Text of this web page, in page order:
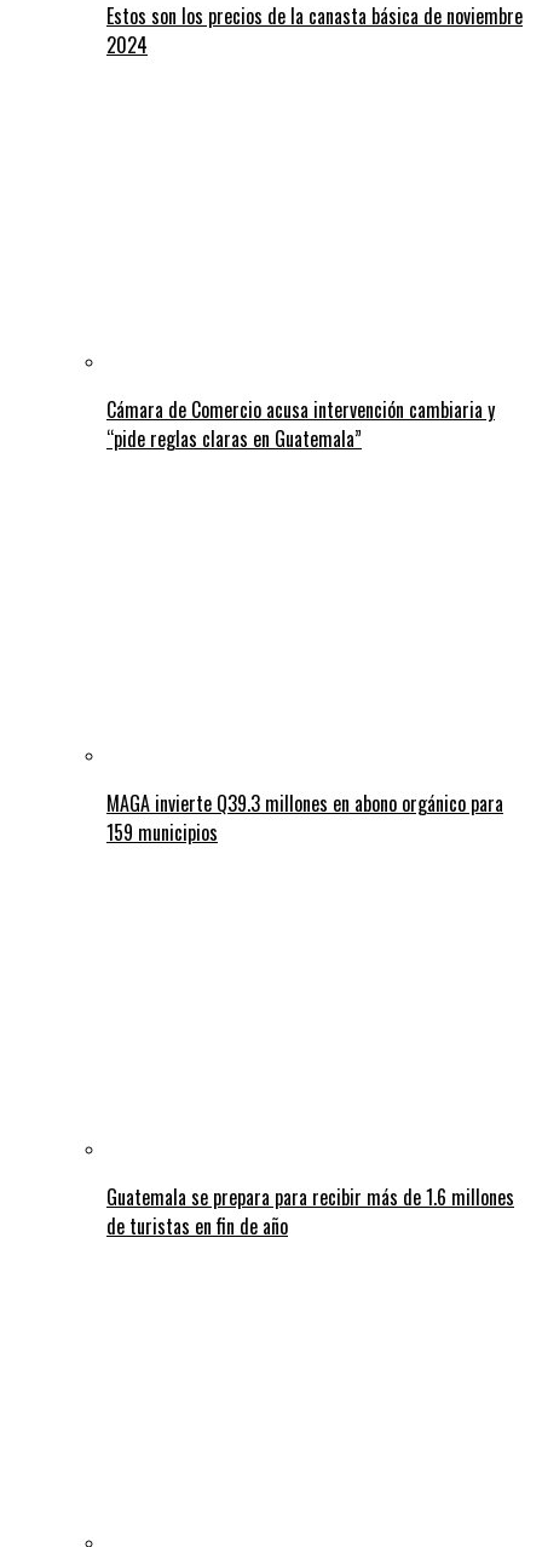
Estos son los precios de la canasta básica de noviembre
2024
Cámara de Comercio acusa intervención cambiaria y
“pide reglas claras en Guatemala”
MAGA invierte Q39.3 millones en abono orgánico para
159 municipios
Guatemala se prepara para recibir más de 1.6 millones
de turistas en fin de año